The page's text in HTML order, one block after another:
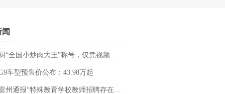
国小炒肉大王”称号，仅凭视频评出？中国烹饪协会回应
车型预售价公布：43.98万起
报“特殊教育学校教师招聘存在违规行为”：已启动问责程序 副校长被停职